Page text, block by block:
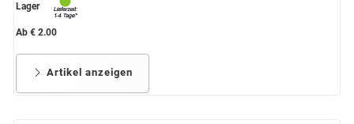
Lager
Ab € 2.00
Artikel anzeigen